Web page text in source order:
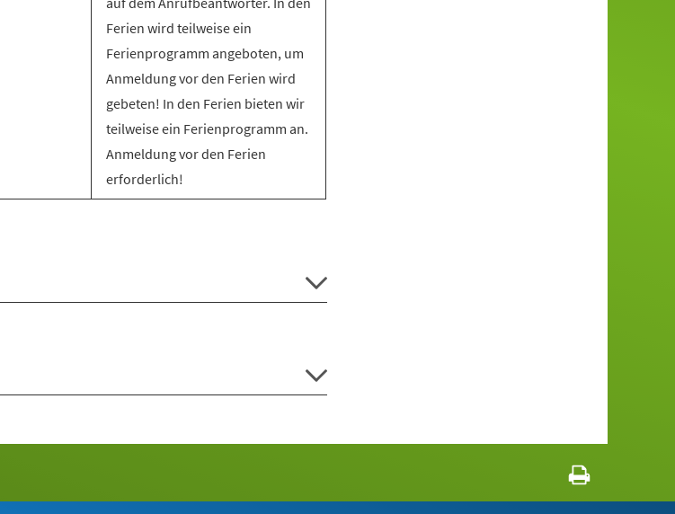
Ferien wird teilweise ein
Ferienprogramm angeboten, um
Anmeldung vor den Ferien wird
gebeten! In den Ferien bieten wir
teilweise ein Ferienprogramm an.
Anmeldung vor den Ferien
erforderlich!